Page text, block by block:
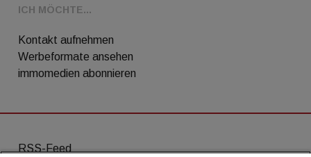
ICH MÖCHTE...
Kontakt aufnehmen
Werbeformate ansehen
immomedien abonnieren
RSS-Feed